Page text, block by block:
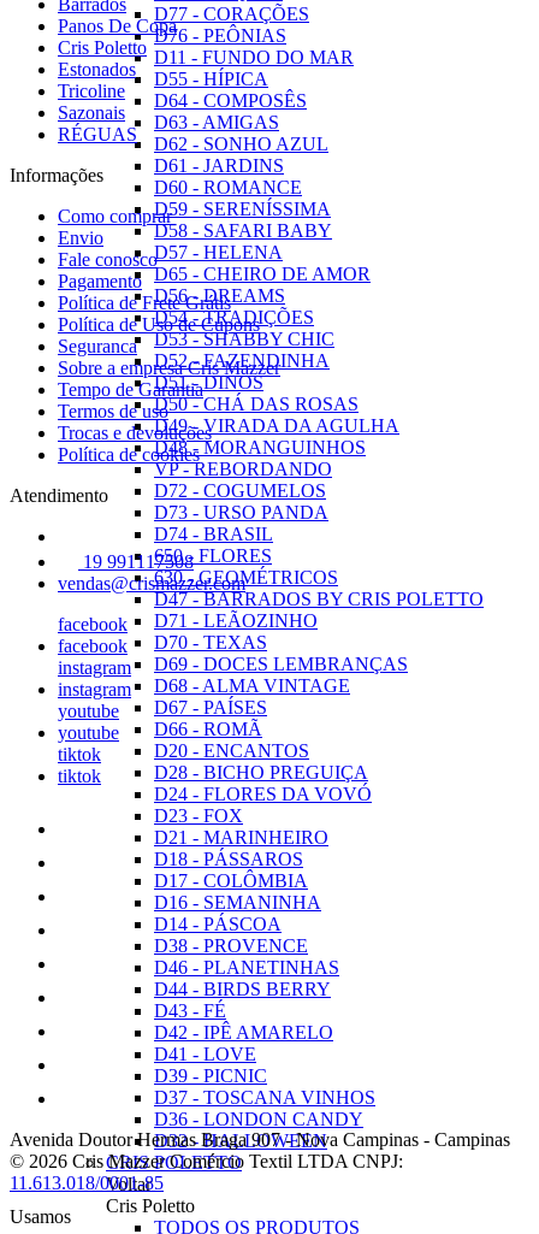
D77 - CORAÇÕES
D76 - PEÔNIAS
D11 - FUNDO DO MAR
D55 - HÍPICA
D64 - COMPOSÊS
D63 - AMIGAS
D62 - SONHO AZUL
D61 - JARDINS
D60 - ROMANCE
D59 - SERENÍSSIMA
D58 - SAFARI BABY
D57 - HELENA
D65 - CHEIRO DE AMOR
D56 - DREAMS
D54 - TRADIÇÕES
D53 - SHABBY CHIC
D52 - FAZENDINHA
D51 - DINOS
D50 - CHÁ DAS ROSAS
D49 - VIRADA DA AGULHA
D48 - MORANGUINHOS
VP - REBORDANDO
D72 - COGUMELOS
D73 - URSO PANDA
D74 - BRASIL
650 - FLORES
630 - GEOMÉTRICOS
D47 - BARRADOS BY CRIS POLETTO
D71 - LEÃOZINHO
D70 - TEXAS
D69 - DOCES LEMBRANÇAS
D68 - ALMA VINTAGE
D67 - PAÍSES
D66 - ROMÃ
D20 - ENCANTOS
D28 - BICHO PREGUIÇA
D24 - FLORES DA VOVÓ
D23 - FOX
D21 - MARINHEIRO
D18 - PÁSSAROS
D17 - COLÔMBIA
D16 - SEMANINHA
D14 - PÁSCOA
D38 - PROVENCE
D46 - PLANETINHAS
D44 - BIRDS BERRY
D43 - FÉ
D42 - IPÊ AMARELO
D41 - LOVE
D39 - PICNIC
D37 - TOSCANA VINHOS
D36 - LONDON CANDY
D32 - HALLOWEEN
CRIS POLETTO
Voltar
Cris Poletto
TODOS OS PRODUTOS
Barrados
Panos De Copa
Cris Poletto
Estonados
Tricoline
Sazonais
RÉGUAS
Informações
Como comprar
Envio
Fale conosco
Pagamento
Política de Frete Grátis
Política de Uso de Cupons
Seguranca
Sobre a empresa Cris Mazzer
Tempo de Garantia
Termos de uso
Trocas e devoluções
Política de cookies
Atendimento
19 991117508
vendas@crismazzer.com
facebook
facebook
instagram
instagram
youtube
youtube
tiktok
tiktok
Avenida Doutor Hermas Braga 907-Nova Campinas - Campinas
© 2026 Cris Mazzer Comércio Textil LTDA CNPJ:
11.613.018/0001-85
Usamos